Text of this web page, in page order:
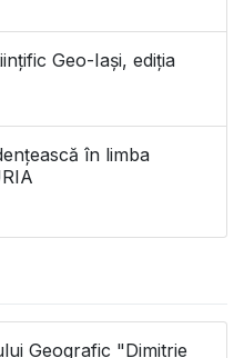
Geo-Iași, ediția
în limba
Geografic "Dimitrie